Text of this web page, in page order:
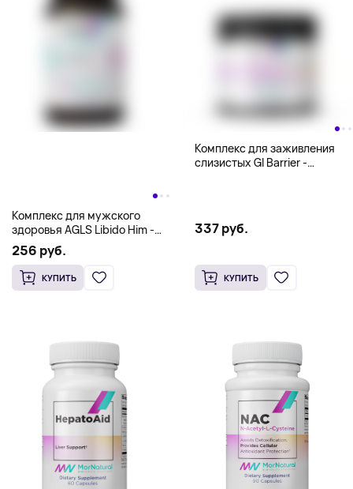
Саплимент Мультивитамины
и минералы Multi-VitaMN -
MorNatural 60 capsules
98 руб.
Биоидентичный прогестерон
AGLS Progest Oil - MorNatural
2 oz (60ml)
КУПИТЬ
Комплекс для мужского
Комплекс для заживления
слизистых Gl Barrier -
MorNatural 8 oz (225 g)